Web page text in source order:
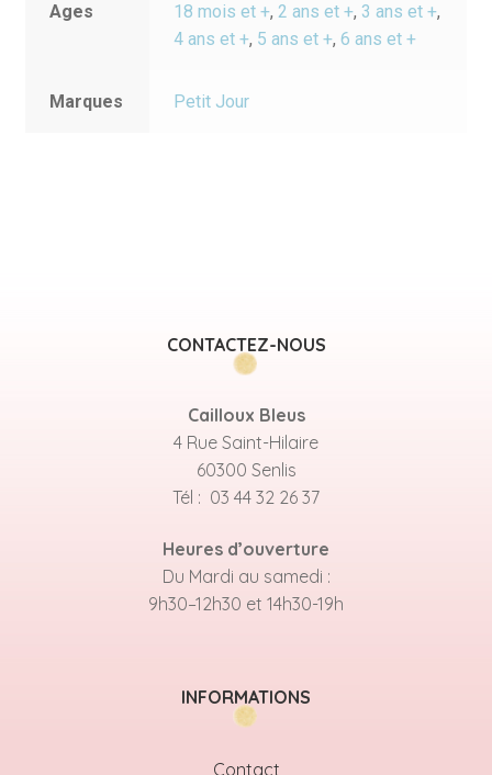
Ages 18 mois et +,2 ans et +,3 ans et +,
4 ans et +, 5 ans et +,6 ans et +
Marques Petit Jour
CONTACTEZ-NOUS
Cailloux Bleus
4 Rue Saint-Hilaire
60300 Senlis
Tél : 03 44 32 26 37
Heures d’ouverture
Du Mardi au samedi :
9h30–12h30 et 14h30-19h
INFORMATIONS
Contact